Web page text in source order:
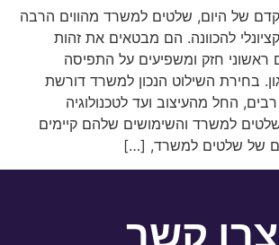
של היום, שלטים למשרד מהווים הרבה
להכוונה. הם מבטאים את זהות
ראשוני חזק ומשפיעים על התפיסה
בחירת השילוט הנכון למשרד דורשת
החל מהעיצוב ועד לטכנולוגיה
למשרד והשימושים שלהם קיימים
של שלטים למשרד, […]
צרו קשר